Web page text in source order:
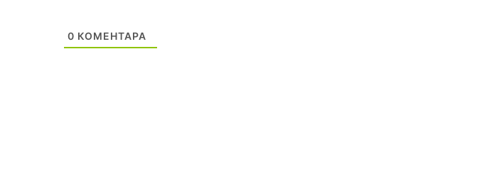
0 КОМЕНТАРА